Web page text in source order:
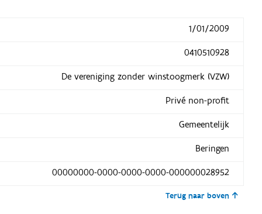
1/01/2009
0410510928
De vereniging zonder winstoogmerk (VZW)
Privé non-profit
Gemeentelijk
Beringen
00000000-0000-0000-0000-000000028952
Terug naar boven